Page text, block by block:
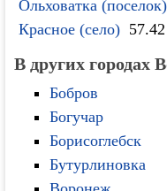
Ольховатка (поселок)
Красное (село)
В других городах
Бобров
Богучар
Борисоглебск
Бутурлиновка